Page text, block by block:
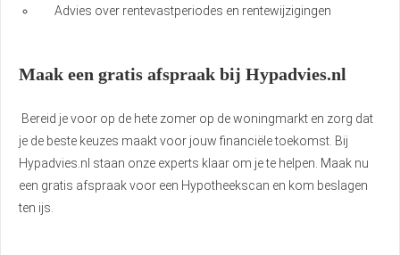
Advies over rentevastperiodes en rentewijzigingen
Maak een gratis afspraak bij Hypadvies.nl
Bereid je voor op de hete zomer op de woningmarkt en zorg dat
je de beste keuzes maakt voor jouw financiële toekomst. Bij
Hypadvies.nl staan onze experts klaar om je te helpen. Maak nu
een gratis afspraak voor een Hypotheekscan en kom beslagen
ten ijs.